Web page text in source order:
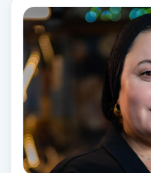
Plastikkirurgi
Powder brows
Power Yoga
PRP (Platelet Rich Plasma)
PRX-T33